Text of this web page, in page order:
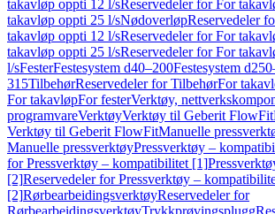
takavløp oppti 12 l/sReservedeler for For
takavløp oppti 25 l/sNødoverløpReservedeler
takavløp oppti 12 l/sReservedeler for For
takavløp oppti 25 l/sReservedeler for For
l/sFesterFestesystem d40–200Festesystem
315TilbehørReservedeler for TilbehørFor
For takavløpFor festerVerktøy,
programvareVerktøyVerktøy til Geberit FlowFit
Verktøy til Geberit FlowFitManuelle
Manuelle pressverktøyPressverktøy –
for Pressverktøy – kompatibilitet [1]
[2]Reservedeler for Pressverktøy –
[2]RørbearbeidingsverktøyReservedeler for
RørbearbeidingsverktøyTrykkprøvingsplugg